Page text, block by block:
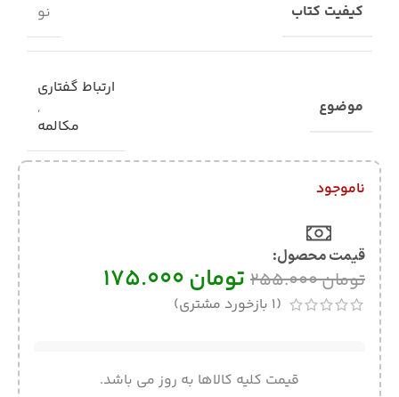
کیفیت کتاب نو
موضوع
ارتباط گفتاری
,
مکالمه
ناموجود
قیمت محصول:​
تومان255.000 تومان
(
1 بازخورد مشتری)
قیمت کلیه کالاها به روز می باشد.